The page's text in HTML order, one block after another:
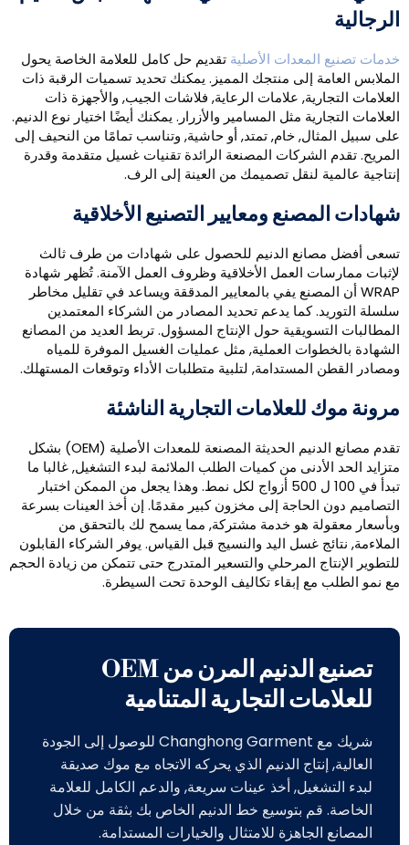
تصنيع المعدات الأصليةتقديم حل كامل للعلامة الخاصة يحول
العامة إلى منتجك المميز. يمكنك تحديد تسميات الرقبة ذات
التجارية, علامات الرعاية, فلاشات الجيب, والأجهزة ذات
التجارية مثل المسامير والأزرار. يمكنك أيضًا اختيار نوع الدنيم.
سبيل المثال, خام, تمتد, أو حاشية, وتناسب تمامًا من النحيف إلى
تقدم الشركات المصنعة الرائدة تقنيات غسيل متقدمة وقدرة
عالمية لنقل تصميمك من العينة إلى الرف.
المصنع ومعايير التصنيع الأخلاقية
أفضل مصانع الدنيم للحصول على شهادات من طرف ثالث
ممارسات العمل الأخلاقية وظروف العمل الآمنة. تُظهر شهادة
WRAP أن المصنع يفي بالمعايير المدققة ويساعد في تقليل مخاطر
التوريد. كما يدعم تحديد المصادر من الشركاء المعتمدين
التسويقية حول الإنتاج المسؤول. تربط العديد من المصانع
بالخطوات العملية, مثل عمليات الغسيل الموفرة للمياه
القطن المستدامة, لتلبية متطلبات الأداء وتوقعات المستهلك.
موك للعلامات التجارية الناشئة
تقدم مصانع الدنيم الحديثة المصنعة للمعدات الأصلية (OEM) بشكل
الحد الأدنى من كميات الطلب الملائمة لبدء التشغيل, غالبا ما
تبدأ في 100 ل 500 أزواج لكل نمط. وهذا يجعل من الممكن اختبار
دون الحاجة إلى مخزون كبير مقدمًا. إن أخذ العينات بسرعة
معقولة هو خدمة مشتركة, مما يسمح لك بالتحقق من
نتائج غسل اليد والنسيج قبل القياس. يوفر الشركاء القابلون
الإنتاج المرحلي والتسعير المتدرج حتى تتمكن من زيادة الحجم
نمو الطلب مع إبقاء تكاليف الوحدة تحت السيطرة.
تصنيع الدنيم المرن من OEM
للعلامات التجارية المتنامية
شريك مع Changhong Garment للوصول إلى الجودة
العالية, إنتاج الدنيم الذي يحركه الاتجاه مع موك صديقة
لبدء التشغيل, أخذ عينات سريعة, والدعم الكامل للعلامة
الخاصة. قم بتوسيع خط الدنيم الخاص بك بثقة من خلال
المصانع الجاهزة للامتثال والخيارات المستدامة.